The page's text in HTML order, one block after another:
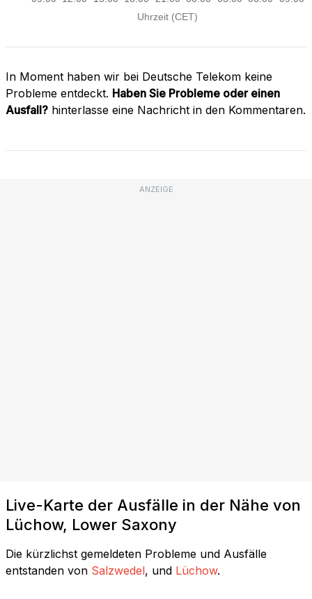
In Moment haben wir bei Deutsche Telekom keine
Probleme entdeckt. Haben Sie Probleme oder einen
Ausfall? hinterlasse eine Nachricht in den Kommentaren.
ANZEIGE
Live-Karte der Ausfälle in der Nähe von
Lüchow, Lower Saxony
Die kürzlichst gemeldeten Probleme und Ausfälle
entstanden von Salzwedel, und Lüchow.